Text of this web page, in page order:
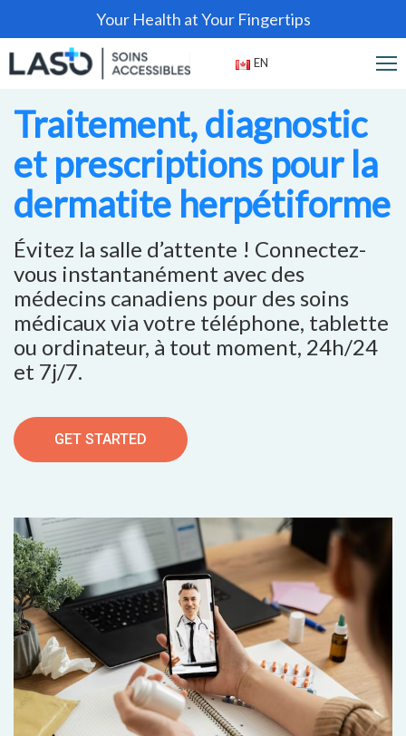
Your Health at Your Fingertips
EN
Traitement, diagnostic
et prescriptions pour la
dermatite herpétiforme
Évitez la salle d’attente ! Connectez-
vous instantanément avec des
médecins canadiens pour des soins
médicaux via votre téléphone, tablette
ou ordinateur, à tout moment, 24h/24
et 7j/7.
GET STARTED